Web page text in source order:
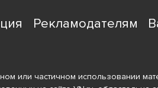
Рекламодателям
или частичном использовании